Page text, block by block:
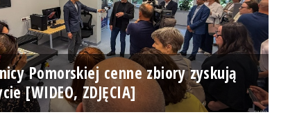
Pomorskiej cenne zbiory zyskują
[WIDEO, ZDJĘCIA]